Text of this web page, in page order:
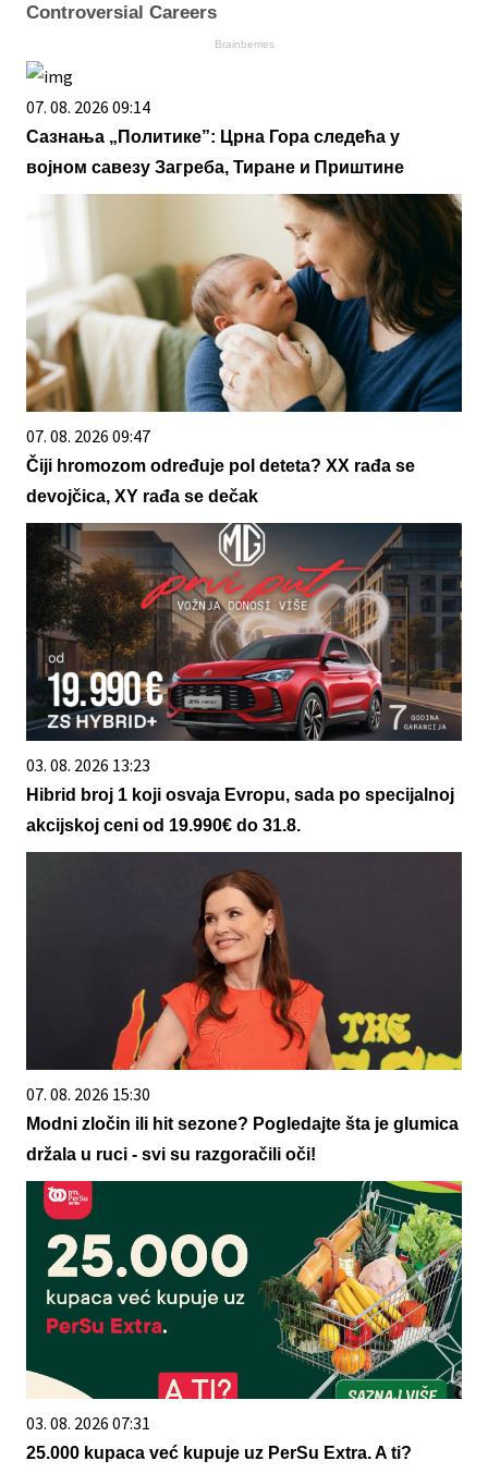
Controversial Careers
Brainberries
07. 08. 2026 09:14
Сазнања „Политике”: Црна Гора следећа у
војном савезу Загреба, Тиране и Приштине
07. 08. 2026 09:47
Čiji hromozom određuje pol deteta? XX rađa se
devojčica, XY rađa se dečak
03. 08. 2026 13:23
Hibrid broj 1 koji osvaja Evropu, sada po specijalnoj
akcijskoj ceni od 19.990€ do 31.8.
07. 08. 2026 15:30
Modni zločin ili hit sezone? Pogledajte šta je glumica
držala u ruci - svi su razgoračili oči!
03. 08. 2026 07:31
25.000 kupaca već kupuje uz PerSu Extra. A ti?